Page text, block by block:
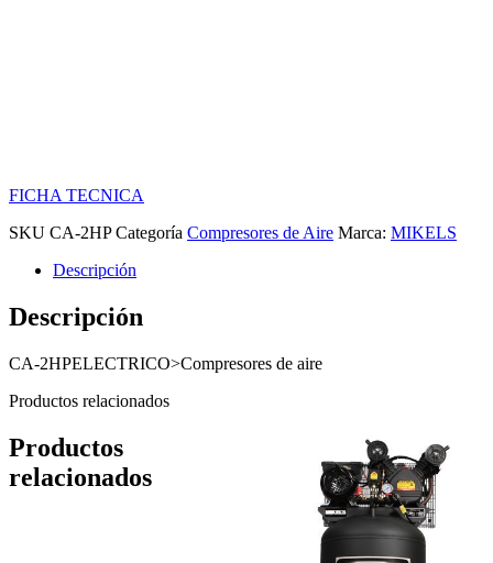
FICHA TECNICA
SKU CA-2HPCategoría Compresores de Aire Marca: MIKELS
Descripción
Descripción
CA-2HPELECTRICO>Compresores de aire
Productos relacionados
Productos
relacionados